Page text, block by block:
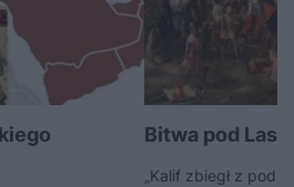
Bitwa pod Las
„Kalif zbiegł z